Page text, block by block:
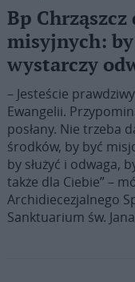
Bp
misyjnych:
wystarczy
– Jesteście
Ewangelii.
posłany. Nie trzeba
środków, by być
by służyć i odwaga,
także dla Ciebie” –
Archidiecezjalnego
Sanktuarium św.